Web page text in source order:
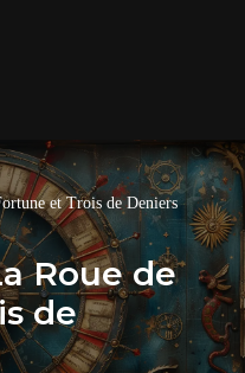
et Trois de Deniers
Roue de
de